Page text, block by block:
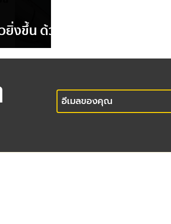
งขึ้น ด้วย